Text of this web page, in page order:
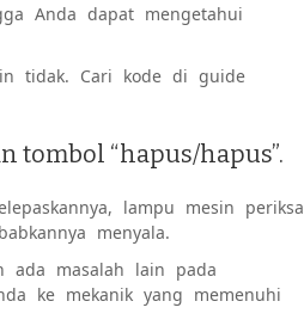
Anda dapat mengetahui
tidak. Cari kode di guide
tombol “hapus/hapus”.
lampu mesin periksa
menyala.
ada masalah lain pada
ke mekanik yang memenuhi